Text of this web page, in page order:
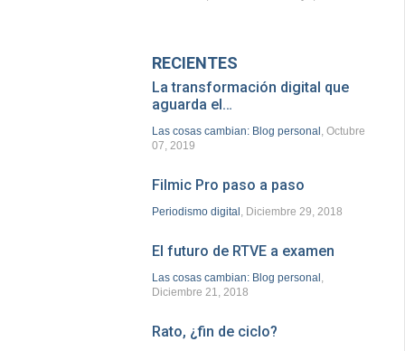
RECIENTES
La transformación digital que
aguarda el…
Las cosas cambian: Blog personal , Octubre
07, 2019
Filmic Pro paso a paso
Periodismo digital , Diciembre 29, 2018
El futuro de RTVE a examen
Las cosas cambian: Blog personal ,
Diciembre 21, 2018
Rato, ¿fin de ciclo?